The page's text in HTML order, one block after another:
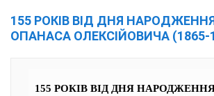
155 РОКІВ ВІД ДНЯ
ОПАНАСА ОЛЕКСІЙОВИЧА (1865-
155 РОКІВ ВІД ДНЯ